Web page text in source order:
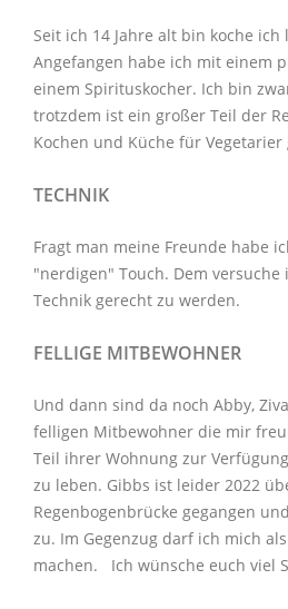
Seit ich 14 Jahre alt bin koche
Angefangen habe ich mit einem
einem Spirituskocher. Ich bin
trotzdem ist ein großer Teil der
Kochen und Küche für Vegetarier
TECHNIK
Fragt man meine Freunde habe
"nerdigen" Touch. Dem
Technik gerecht zu werden.
FELLIGE MITBEWOHNER
Und dann sind da noch Abby,
felligen Mitbewohner die mir
Teil ihrer Wohnung zur
zu leben. Gibbs ist leider 2022
Regenbogenbrücke gegangen
zu. Im Gegenzug darf ich mich
machen. Ich wünsche euch viel